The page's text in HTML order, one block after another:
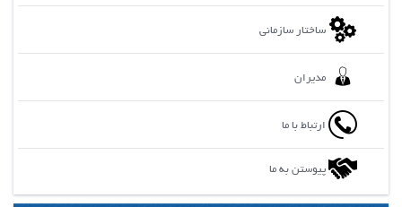
ساختار سازمانی
مدیران
ارتباط با ما
پیوستن به ما